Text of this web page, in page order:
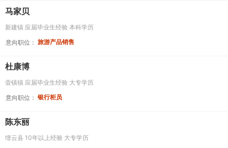
马家贝
新建镇 应届毕业生经验 本科学历
意向职位： 旅游产品销售
杜康博
壶镇镇 应届毕业生经验 大专学历
意向职位： 银行柜员
陈东丽
缙云县 10年以上经验 大专学历